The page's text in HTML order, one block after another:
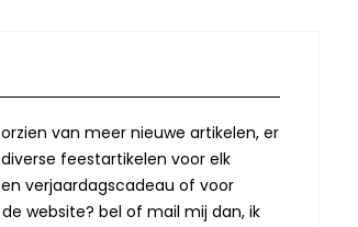
van meer nieuwe artikelen, er
feestartikelen voor elk
verjaardagscadeau of voor
website? bel of mail mij dan, ik